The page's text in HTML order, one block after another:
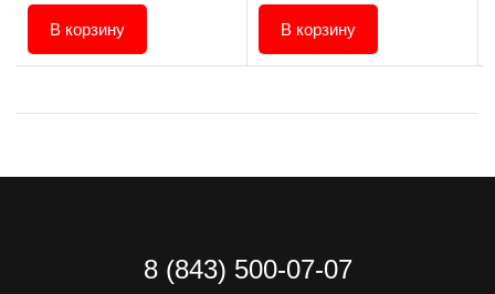
В корзину В корзину
8 (843) 500-07-07